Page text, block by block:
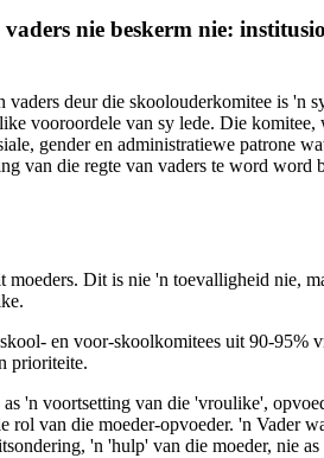
nie beskerm nie:
deur die skoolouderkomitee is 'n
vooroordele van sy lede. Die komitee,
gender en administratiewe patrone
van die regte van vaders te word word
moeders. Dit is nie 'n toevalligheid nie,
en voor-skoolkomitees uit 90-95%
prioriteite.
'n voortsetting van die 'vroulike',
rol van die moeder-opvoeder. 'n Vader
'n 'hulp' van die moeder, nie